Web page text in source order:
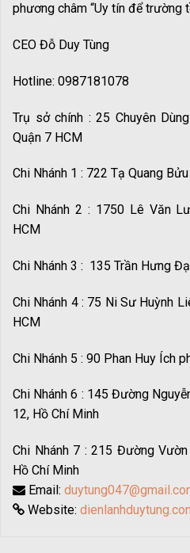
phương châm “Uy tín để trường
CEO Đỗ Duy Tùng
Hotline: 0987181078
Trụ sở chính : 25 Chuyên
Quận 7 HCM
Chi Nhánh 1 : 722 Tạ Quang
Chi Nhánh 2 : 1750 Lê Văn
HCM
Chi Nhánh 3 : 135 Trần Hưng
Chi Nhánh 4 : 75 Ni Sư Huỳnh
HCM
Chi Nhánh 5 : 90 Phan Huy Ích
Chi Nhánh 6 : 145 Đường
12, Hồ Chí Minh
Chi Nhánh 7 : 215 Đường
Hồ Chí Minh
Email:
Website: